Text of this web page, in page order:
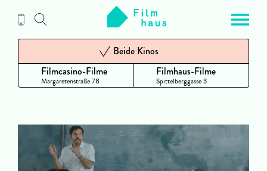
Inhalt
Filmcasino-Filme
Margaretenstraße 78
Beide Kinos
Filmhaus-Filme
Spittelberggasse 3